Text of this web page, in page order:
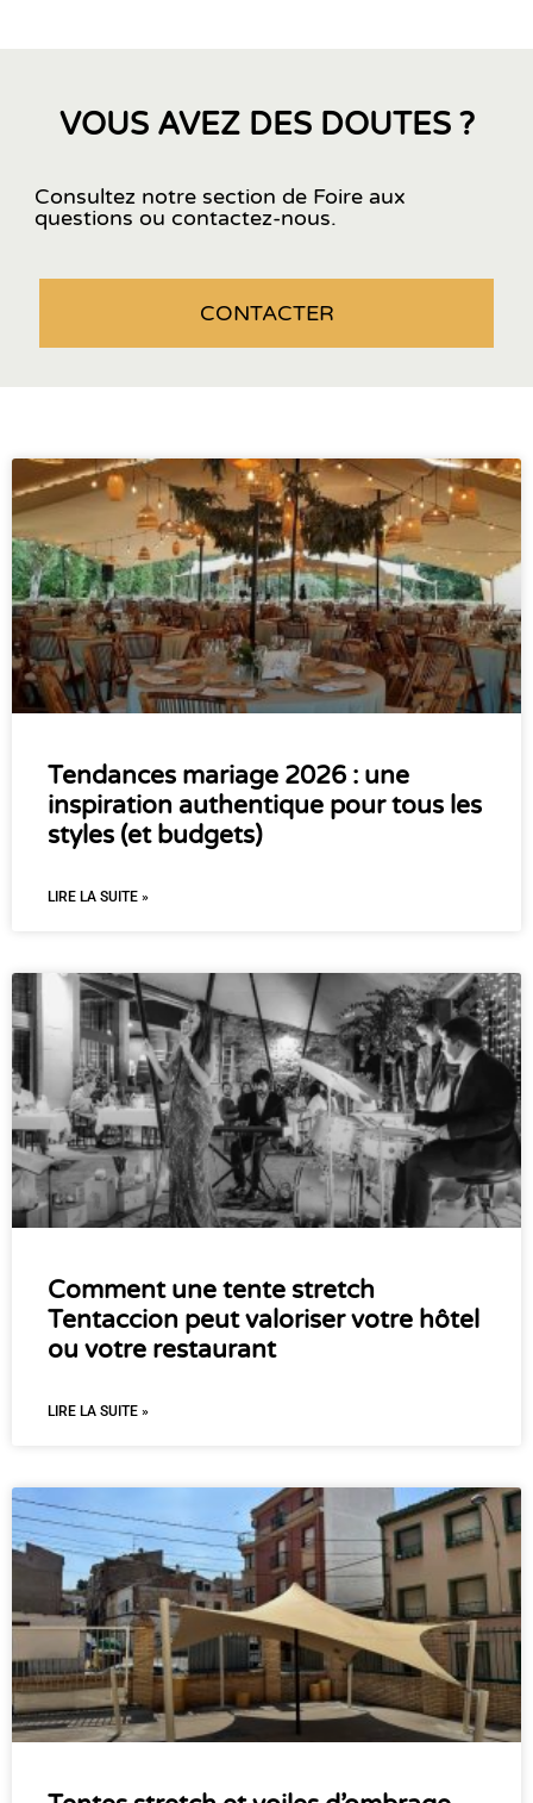
VOUS AVEZ DES DOUTES ?
Consultez notre section de Foire aux
questions ou contactez-nous.
CONTACTER
Tendances mariage 2026 : une
inspiration authentique pour tous les
styles (et budgets)
LIRE LA SUITE »
Comment une tente stretch
Tentaccion peut valoriser votre hôtel
ou votre restaurant
LIRE LA SUITE »